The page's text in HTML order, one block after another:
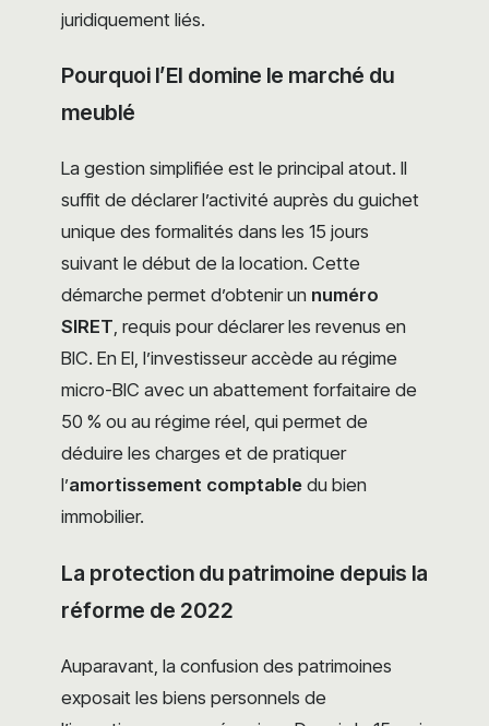
juridiquement liés.
Pourquoi l’EI domine le marché du
meublé
La gestion simplifiée est le principal atout. Il
suffit de déclarer l’activité auprès du guichet
unique des formalités dans les 15 jours
suivant le début de la location. Cette
démarche permet d’obtenir un numéro
SIRET, requis pour déclarer les revenus en
BIC. En EI, l’investisseur accède au régime
micro-BIC avec un abattement forfaitaire de
50 % ou au régime réel, qui permet de
déduire les charges et de pratiquer
l’amortissement comptable du bien
immobilier.
La protection du patrimoine depuis la
réforme de 2022
Auparavant, la confusion des patrimoines
exposait les biens personnels de